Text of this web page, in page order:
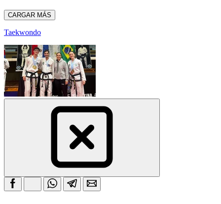
CARGAR MÁS
Taekwondo